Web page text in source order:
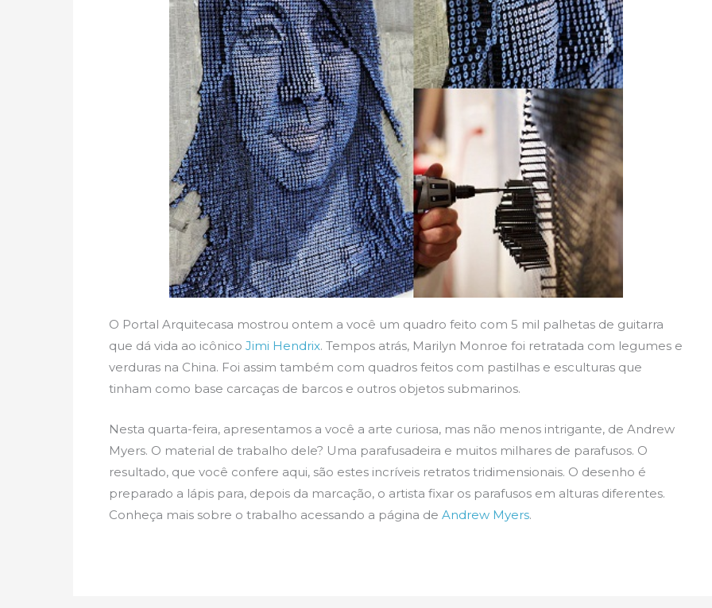
O Portal Arquitecasa mostrou ontem a você um quadro feito com 5 mil palhetas de guitarra
que dá vida ao icônico Jimi Hendrix. Tempos atrás, Marilyn Monroe foi retratada com legumes e
verduras na China. Foi assim também com quadros feitos com pastilhas e esculturas que
tinham como base carcaças de barcos e outros objetos submarinos.
Nesta quarta-feira, apresentamos a você a arte curiosa, mas não menos intrigante, de Andrew
Myers. O material de trabalho dele? Uma parafusadeira e muitos milhares de parafusos. O
resultado, que você confere aqui, são estes incríveis retratos tridimensionais. O desenho é
preparado a lápis para, depois da marcação, o artista fixar os parafusos em alturas diferentes.
Conheça mais sobre o trabalho acessando a página de Andrew Myers.